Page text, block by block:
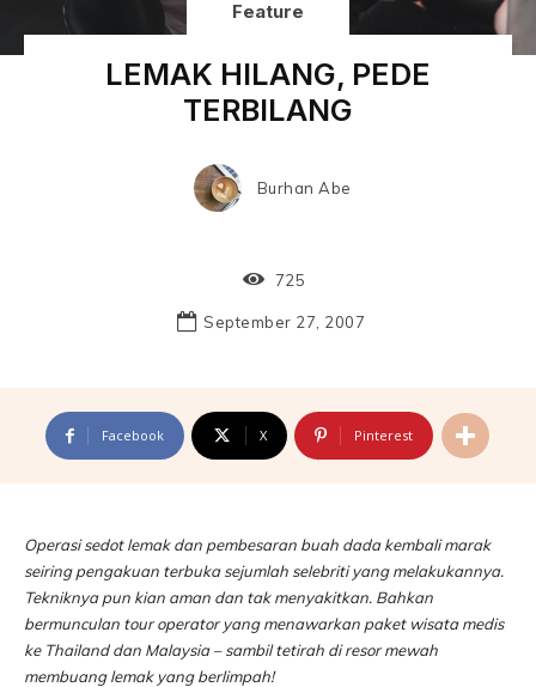
Feature
LEMAK HILANG, PEDE
TERBILANG
Burhan Abe
725
September 27, 2007
Facebook X Pinterest
Operasi sedot lemak dan pembesaran buah dada kembali marak
seiring pengakuan terbuka sejumlah selebriti yang melakukannya.
Tekniknya pun kian aman dan tak menyakitkan. Bahkan
bermunculan tour operator yang menawarkan paket wisata medis
ke Thailand dan Malaysia – sambil tetirah di resor mewah
membuang lemak yang berlimpah!